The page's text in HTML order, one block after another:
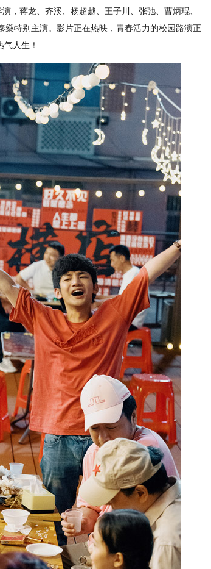
，蒋龙、齐溪、杨超越、王子川、张弛、曹炳琨、
特别主演。影片正在热映，青春活力的校园路演正
人生！